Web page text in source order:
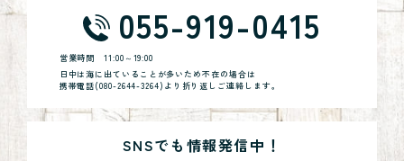
055-919-0415
営業時間11:00～19:00
日中は海に出ていることが多いため不在の場合は
携帯電話(080-2644-3264)より折り返しご連絡します。
SNSでも情報発信中！